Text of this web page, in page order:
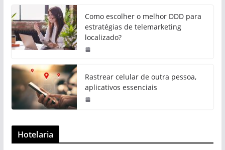
Como escolher o melhor DDD para
estratégias de telemarketing
localizado?
Rastrear celular de outra pessoa,
aplicativos essenciais
Hotelaria